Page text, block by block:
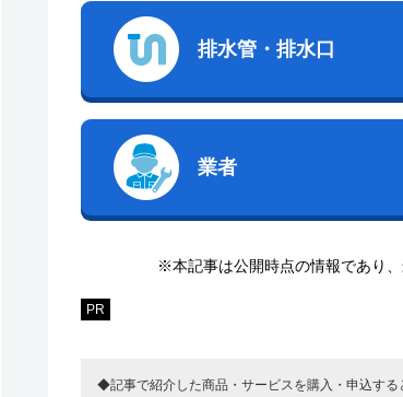
排水管・排水口
業者
※本記事は公開時点の情報であり
PR
◆記事で紹介した商品・サービスを購入・申込す